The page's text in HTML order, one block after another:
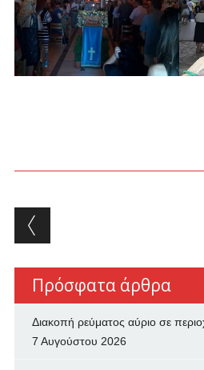
Post
Πρόσφατα άρθρα
Διακοπή ρεύματος αύριο σε
7 Αυγούστου 2026